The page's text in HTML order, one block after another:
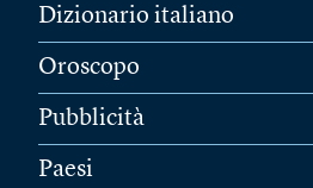
Dizionario italiano
Oroscopo
Pubblicità
Paesi